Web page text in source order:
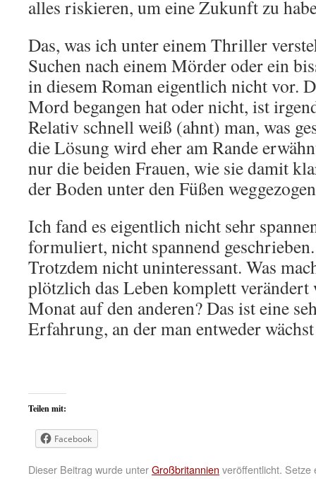
alles riskieren, um eine Zukunft zu
Das, was ich unter einem Thriller
Suchen nach einem Mörder oder ein
in diesem Roman eigentlich nicht vor.
Mord begangen hat oder nicht, ist
Relativ schnell weiß (ahnt) man, was
die Lösung wird eher am Rande
nur die beiden Frauen, wie sie damit
der Boden unter den Füßen
Ich fand es eigentlich nicht sehr
formuliert, nicht spannend
Trotzdem nicht uninteressant. Was
plötzlich das Leben komplett
Monat auf den anderen? Das ist eine
Erfahrung, an der man entweder
Teilen mit:
Facebook
Dieser Beitrag wurde unterGroßbritannien veröffentlicht.